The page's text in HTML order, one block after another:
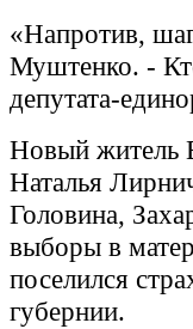
«Напротив,
Муштенко. -
депутата-
Новый житель
Наталья
Головина,
выборы в
поселился
губернии.